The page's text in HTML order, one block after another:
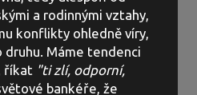
a rodinnými vztahy,
konflikty ohledně víry,
druhu. Máme tendenci
říkat "ti zlí, odporní,
bankéře, že